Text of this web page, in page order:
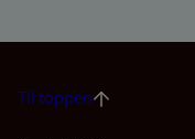
Til toppen